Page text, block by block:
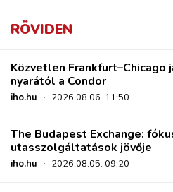
RÖVIDEN
Közvetlen
nyarától a Condor
iho.hu · 2026.08.06. 11:50
The Budapest Exchange:
utasszolgáltatások jövője
iho.hu · 2026.08.05. 09:20